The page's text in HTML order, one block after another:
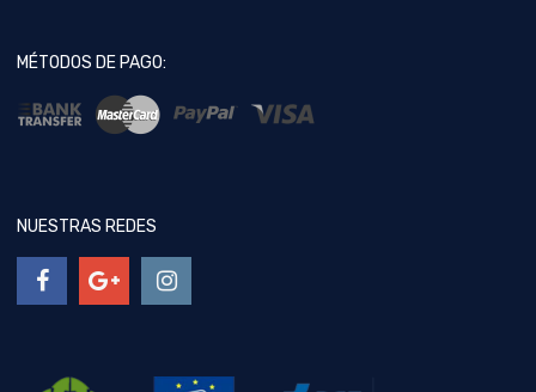
MÉTODOS DE PAGO:
NUESTRAS REDES